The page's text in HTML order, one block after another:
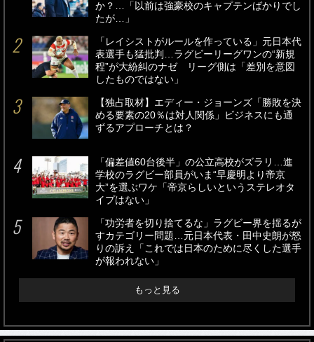
か？…「以前は強豪校のキャプテンばかりでし
たが…」
「レイシストがルールを作っている」元日本代
表選手も猛批判…ラグビーリーグワンの“新規
程”が大紛糾のナゼ リーグ側は「差別を意図
したものではない」
【独占取材】エディー・ジョーンズ「勝敗を決
める要素の20％は対人関係」ビジネスにも通
ずるアプローチとは？
「偏差値60台後半」の公立高校がズラリ…進
学校のラグビー部員がいま“早慶明より帝京
大”を選ぶワケ「帝京らしいというステレオタ
イプはない」
「功労者を切り捨てるな」ラグビー界を揺るが
すカテゴリー問題…元日本代表・田中史朗が怒
りの訴え「これでは日本のために尽くした選手
が報われない」
もっと見る